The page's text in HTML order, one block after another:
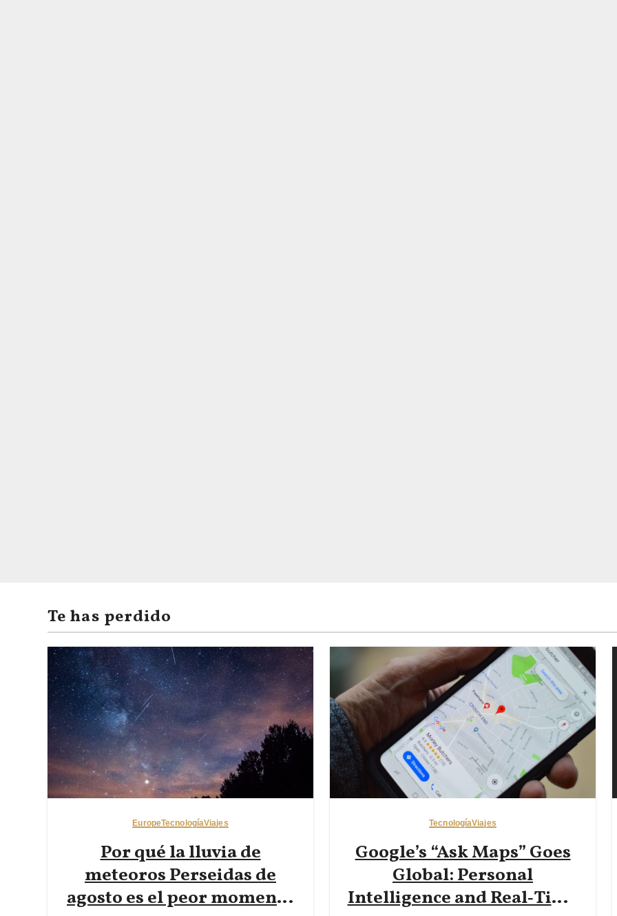
Te has perdido
EuropeTecnologíaViajes
Por qué la lluvia de
meteoros Perseidas de
agosto es el peor momento
TecnologíaViajes
Google’s “Ask Maps” Goes
Global: Personal
Intelligence and Real‑Time